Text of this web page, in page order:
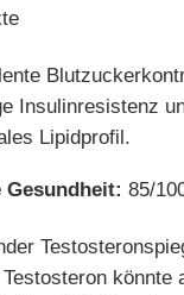
Insulinresistenz
Lipidprofil.
Gesundheit: 85/
könnte